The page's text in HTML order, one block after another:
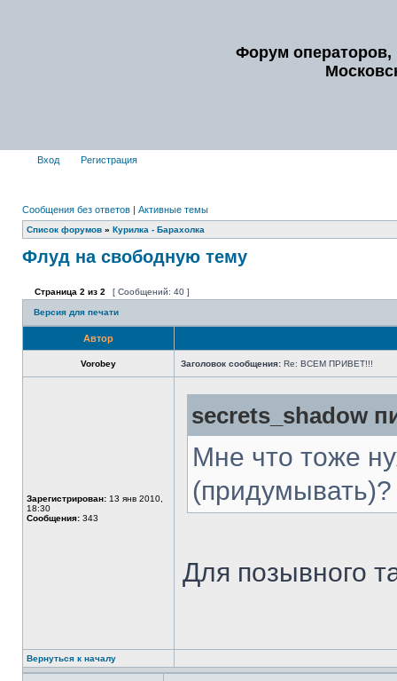
Форум операторов,
Вход Регистрация
Сообщения без ответов | Активные темы
Список форумов » Курилка - Барахолка
Флуд на свободную тему
Страница 2 из 2 [ Сообщений: 40 ]
Версия для печати
Автор
Vorobey Заголовок сообщения: Re: ВСЕМ ПРИВЕТ!!!
Зарегистрирован: 13 янв 2010,
18:30
Сообщения: 343
secrets_shadow
Мне что тоже
Для позывного
Вернуться к началу